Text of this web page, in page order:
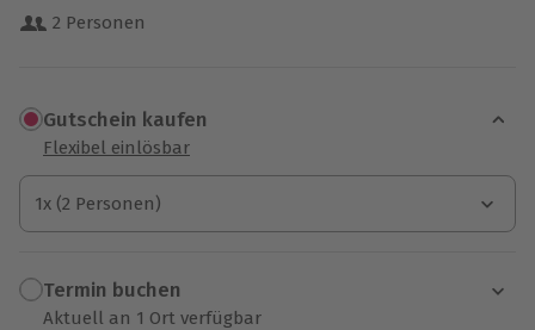
2 Personen
Gutschein kaufen
Flexibel einlösbar
1x (2 Personen)
1x (2 Personen)
1x (2 Personen)
Termin buchen
Aktuell an 1 Ort verfügbar